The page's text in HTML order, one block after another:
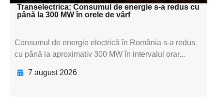
Transelectrica: Consumul de energie s-a redus cu
până la 300 MW în orele de vârf
Consumul de energie electrică în România s-a redus
cu până la aproximativ 300 MW în intervalul orar...
7 august 2026